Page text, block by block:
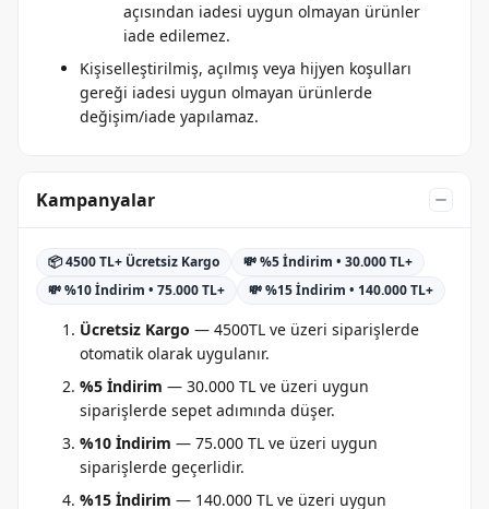
açısından iadesi uygun olmayan ürünler
iade edilemez.
Kişiselleştirilmiş, açılmış veya hijyen koşulları
gereği iadesi uygun olmayan ürünlerde
değişim/iade yapılamaz.
Kampanyalar
📦 4500 TL+ Ücretsiz Kargo
💸 %5 İndirim • 30.000 TL+
💸 %10 İndirim • 75.000 TL+
💸 %15 İndirim • 140.000 TL+
Ücretsiz Kargo — 4500TL ve üzeri siparişlerde
otomatik olarak uygulanır.
%5 İndirim — 30.000 TL ve üzeri uygun
siparişlerde sepet adımında düşer.
%10 İndirim — 75.000 TL ve üzeri uygun
siparişlerde geçerlidir.
%15 İndirim — 140.000 TL ve üzeri uygun